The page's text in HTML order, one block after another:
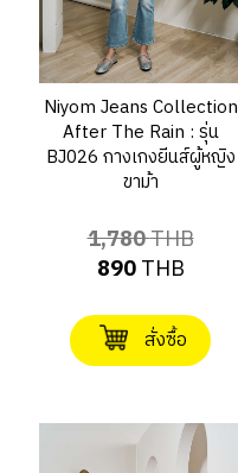
Niyom Jeans Collection
After The Rain : รุ่น
BJ026 กางเกงยีนส์ผู้หญิง
ขาม้า
1,780THB
890THB
สั่งซื้อ